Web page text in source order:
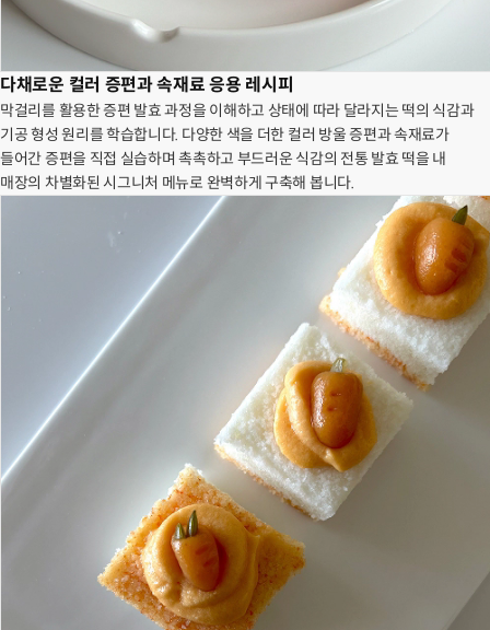
다채로운 컬러 증편과 속재료 응용 레시피
막걸리를 활용한 증편 발효 과정을 이해하고 상태에 따라 달라지는 떡의 식감과
기공 형성 원리를 학습합니다. 다양한 색을 더한 컬러 방울 증편과 속재료가
들어간 증편을 직접 실습하며 촉촉하고 부드러운 식감의 전통 발효 떡을 내
매장의 차별화된 시그니처 메뉴로 완벽하게 구축해 봅니다.